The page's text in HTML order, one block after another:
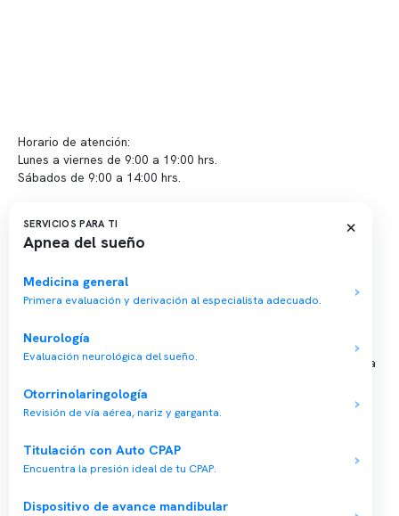
Horario de atención:
Lunes a viernes de 9:00 a 19:00 hrs.
Sábados de 9:00 a 14:00 hrs.
Sucursales
📍 Vitacura: Av. Kennedy 5488, Patio Inglés, piso -1, local 003
📍 Providencia: Av. Andrés Bello 2337, local 2
Reserva tu hora
Agenda tu consulta médica o examen del sueño de forma rápida
→ Reservar ahora
Presupuesto de exámenes
SERVICIOS PARA TI
Apnea del sueño
×
Medicina general
Primera evaluación y derivación al especialista adecuado.
Neurología
Evaluación neurológica del sueño.
Otorrinolaringología
Revisión de vía aérea, nariz y garganta.
Titulación con Auto CPAP
Encuentra la presión ideal de tu CPAP.
Dispositivo de avance mandibular